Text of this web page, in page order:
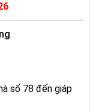
số 78 đến giáp